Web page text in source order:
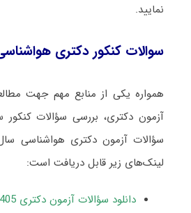
نمایید.
سوالات کنکور دکتری
همواره یکی از منابع مهم جهت
آزمون دکتری، بررسی سؤالات
سؤالات آزمون دکتری هواشناسی
لینک‌های زیر قابل دریافت است:
دانلود سؤالات آزمون دکتری 1405 هواشناسی